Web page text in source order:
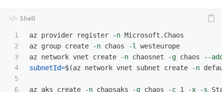
1
2
3
4
5
6
az provider register -n Microsoft.Chaos
az group create
-n chaos -l
westeurope
az network vnet create
-n chaosnet -g chaos
--
subnetId=$(az network vnet subnet create -n
az aks create -n chaosaks -g chaos -c 1 -x -s